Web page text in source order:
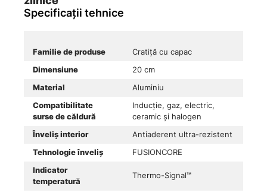
Specificații tehnice
Familie de produse
Cratiță cu capac
Dimensiune
20 cm
Material
Aluminiu
Compatibilitate
surse de căldură
Inducție, gaz, electric,
ceramic și halogen
Înveliș interior
Antiaderent ultra-rezistent
Tehnologie înveliș
FUSIONCORE
Indicator
temperatură
Thermo-Signal™